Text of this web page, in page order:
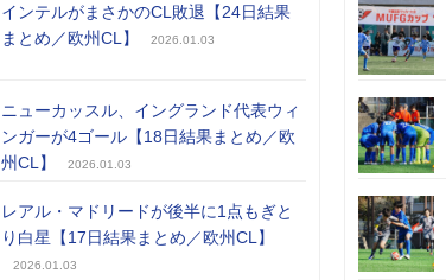
インテルがまさかのCL敗退【24日結果
まとめ／欧州CL】
2026.01.03
ニューカッスル、イングランド代表ウィ
ンガーが4ゴール【18日結果まとめ／欧
州CL】
2026.01.03
レアル・マドリードが後半に1点もぎと
り白星【17日結果まとめ／欧州CL】
2026.01.03